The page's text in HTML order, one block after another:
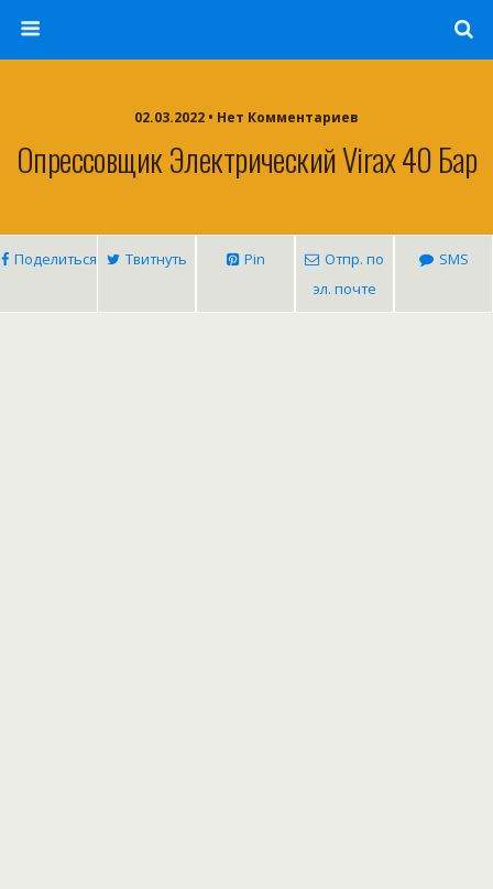
02.03.2022 • Нет Комментариев
Опрессовщик Электрический Virax 40 Бар
Поделиться Твитнуть Pin
Отпр. по
эл. почте
SMS